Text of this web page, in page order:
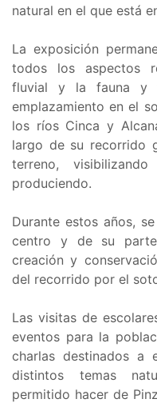
natural en el que está
La exposición
todos los aspectos
fluvial y la fauna y
emplazamiento en el
los ríos Cinca y
largo de su recorrido
terreno,
produciendo.
Durante estos años,
centro y de su
creación y
del recorrido por el
Las visitas de
eventos para la
charlas destinados a
distintos temas
permitido hacer de